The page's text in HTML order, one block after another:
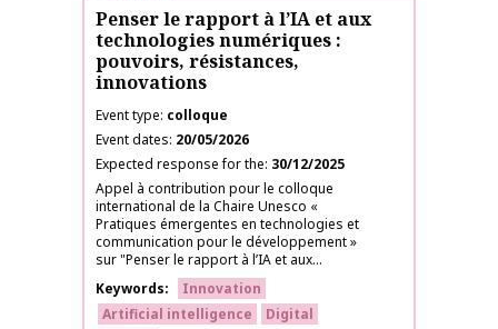
Penser le rapport à l’IA et aux
technologies numériques :
pouvoirs, résistances,
innovations
Event type colloque
Event dates 20/05/2026
Expected response for the 30/12/2025
Appel à contribution pour le colloque
international de la Chaire Unesco «
Pratiques émergentes en technologies et
communication pour le développement »
sur "Penser le rapport à l’IA et aux...
Keywords
Innovation
Artificial intelligence
Digital